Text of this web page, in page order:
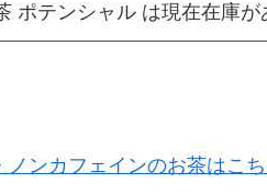
ポテンシャル は現在在庫が
ノンカフェインのお茶はこ